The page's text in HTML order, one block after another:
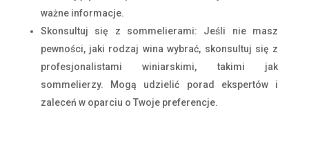
ważne informacje.
Skonsultuj się z sommelierami: Jeśli nie masz
pewności, jaki rodzaj wina wybrać, skonsultuj się z
profesjonalistami winiarskimi, takimi jak
sommelierzy. Mogą udzielić porad ekspertów i
zaleceń w oparciu o Twoje preferencje.